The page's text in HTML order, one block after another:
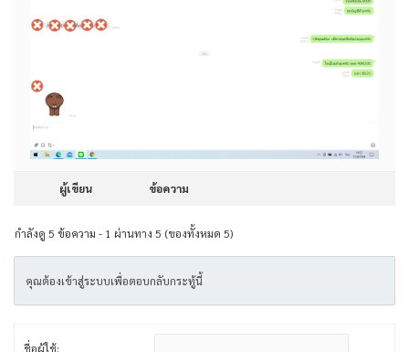
ผู้เขียน ข้อความ
กำลังดู 5 ข้อความ - 1 ผ่านทาง 5 (ของทั้งหมด 5)
คุณต้องเข้าสู่ระบบเพื่อตอบกลับกระทู้นี้
ชื่อผู้ใช้: